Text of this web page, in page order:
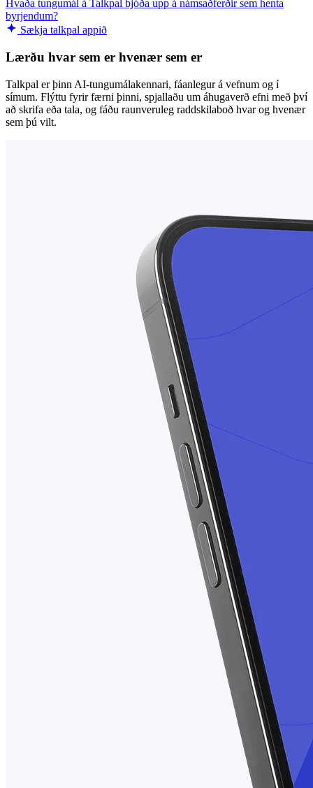
Hvaða tungumál á Talkpal bjóða upp á námsaðferðir sem henta
byrjendum?
Sækja talkpal appið
Lærðu hvar sem er hvenær sem er
Talkpal er þinn AI-tungumálakennari, fáanlegur á vefnum og í
símum. Flýttu fyrir færni þinni, spjallaðu um áhugaverð efni með því
að skrifa eða tala, og fáðu raunveruleg raddskilaboð hvar og hvenær
sem þú vilt.